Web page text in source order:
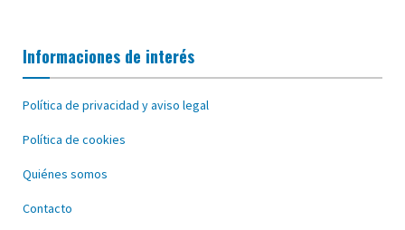
Informaciones de interés
Política de privacidad y aviso legal
Política de cookies
Quiénes somos
Contacto